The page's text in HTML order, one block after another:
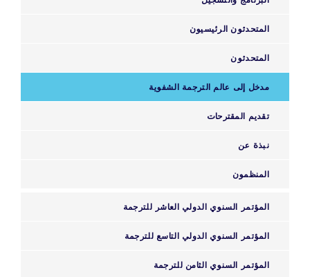
المتحدثون الرئيسيون
المتحدثون
مدخل إلى عالم الترجمة الشفوية
تقديم المقترحات
نبذة عن
المنظمون
المؤتمر السنوي الدولي العاشر للترجمة
المؤتمر السنوي الدولي التاسع للترجمة
المؤتمر السنوي الثامن للترجمة